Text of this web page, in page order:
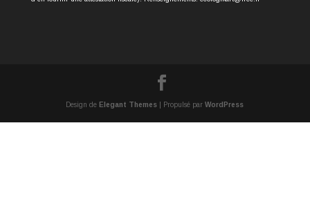
Design de Elegant Themes | Propulsé parWordPress